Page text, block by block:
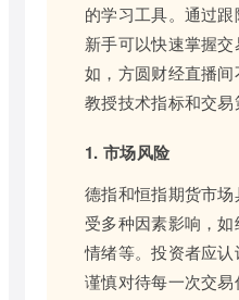
的学习工具。通过跟
新手可以快速掌握
如，方圆财经直播
教授技术指标和交易
1. 市场风险
德指和恒指期货市
受多种因素影响，
情绪等。投资者应认
谨慎对待每一次交易